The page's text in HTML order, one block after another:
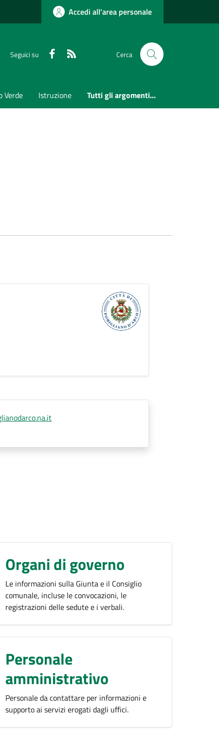
Accedi all'area personale
Seguici su Faceboook Cerca
Verde Istruzione Tutti gli argomenti...
Organi di governo
Le informazioni sulla Giunta e il Consiglio
comunale, incluse le convocazioni, le
registrazioni delle sedute e i verbali.
Personale
amministrativo
Personale da contattare per informazioni e
supporto ai servizi erogati dagli uffici.